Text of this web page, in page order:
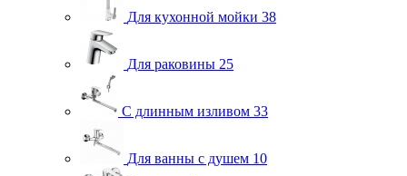
Для кухонной мойки 38
Для раковины 25
С длинным изливом 33
Для ванны с душем 10